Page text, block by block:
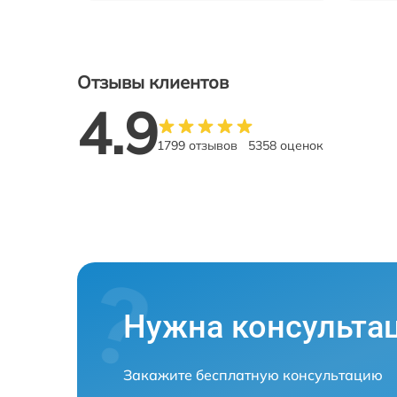
Отзывы клиентов
4.91799 отзывов 5358 оценок
Нужна
Закажите бесплатную консультацию